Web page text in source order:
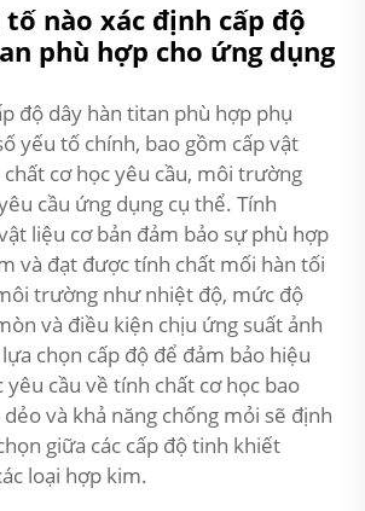
nào xác định cấp độ
phù hợp cho ứng dụng
độ dây hàn titan phù hợp phụ
yếu tố chính, bao gồm cấp vật
cơ học yêu cầu, môi trường
cầu ứng dụng cụ thể. Tính
liệu cơ bản đảm bảo sự phù hợp
và đạt được tính chất mối hàn tối
trường như nhiệt độ, mức độ
và điều kiện chịu ứng suất ảnh
chọn cấp độ để đảm bảo hiệu
yêu cầu về tính chất cơ học bao
và khả năng chống mỏi sẽ định
giữa các cấp độ tinh khiết
loại hợp kim.